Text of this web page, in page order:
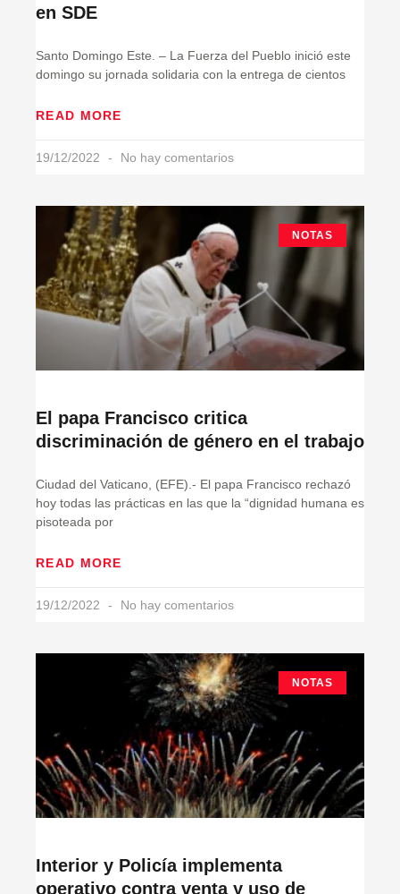
en SDE
Santo Domingo Este. – La Fuerza del Pueblo inició este
domingo su jornada solidaria con la entrega de cientos
READ MORE
19/12/2022 No hay comentarios
NOTAS
El papa Francisco critica
discriminación de género en el trabajo
Ciudad del Vaticano, (EFE).- El papa Francisco rechazó
hoy todas las prácticas en las que la “dignidad humana es
pisoteada por
READ MORE
19/12/2022 No hay comentarios
NOTAS
Interior y Policía implementa
operativo contra venta y uso de